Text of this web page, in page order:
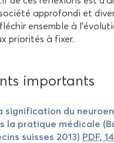
ap­pro­fon­di et
en­semble à
prio­ri­tés à fixer.
im­por­tants
si­gni­fi­ca­tion du
la pra­tique mé­di­cale
suisses 2013) PDF,